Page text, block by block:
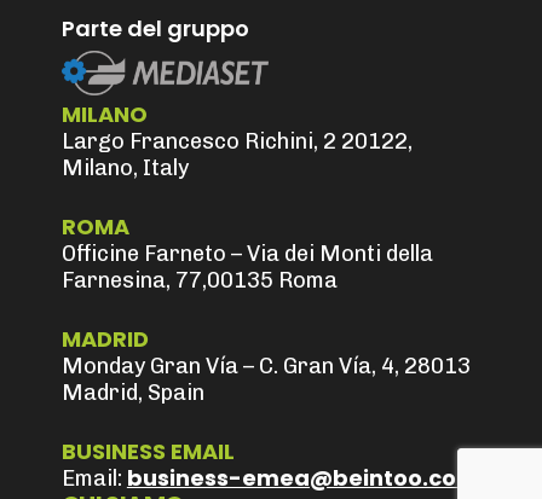
Parte del gruppo
MILANO
Largo Francesco Richini, 2 20122,
Milano, Italy
ROMA
Officine Farneto – Via dei Monti della
Farnesina, 77,00135 Roma
MADRID
Monday Gran Vía – C. Gran Vía, 4, 28013
Madrid, Spain
BUSINESS EMAIL
Email: business-emea@beintoo.com